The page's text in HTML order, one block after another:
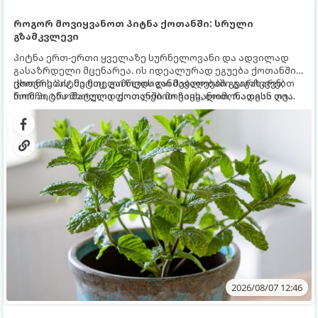
როგორ მოვიყვანოთ პიტნა ქოთანში: სრული
გზამკვლევი
პიტნა ერთ-ერთი ყველაზე სურნელოვანი და ადვილად
გასაზრდელი მცენარეა. ის იდეალურად ეგუება ქოთანში
ცხოვრებას, მეტიც, გამოცდილი მებაღეები გვირჩევენ,
რომ პიტნა მხოლოდ ქოთანში მოვიყვანოთ, რადგან ღია
გრუნტში (ბაღში) დარგვისას ის ფესვებით ძალიან
სწრაფად ვრცელდება და სხვა მცენარეებს ავიწროებს.
ქოთნის პიტნა მთელი წლის განმავლობაში გაგახარებთ
ნორჩი, არომატული ფოთლებით ჩაის, ლიმონათისა თუ
კერძებისთვის.
2026/08/07 12:46